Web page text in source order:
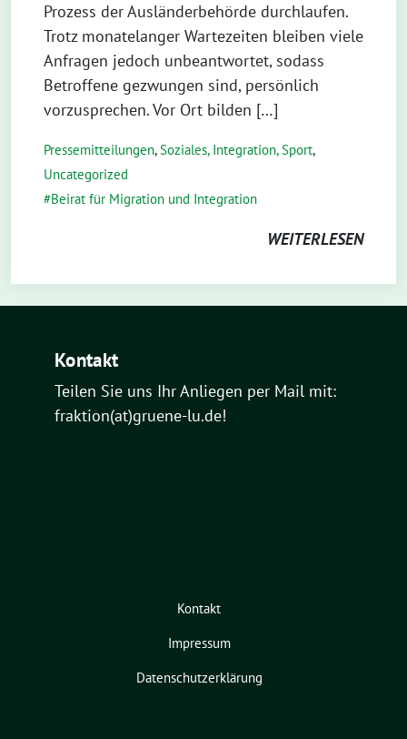
Prozess der Ausländerbehörde durchlaufen.
Trotz monatelanger Wartezeiten bleiben viele
Anfragen jedoch unbeantwortet, sodass
Betroffene gezwungen sind, persönlich
vorzusprechen. Vor Ort bilden […]
Pressemitteilungen,Soziales, Integration, Sport,
Uncategorized
Beirat für Migration und Integration
WEITERLESEN
Kontakt
Teilen Sie uns Ihr Anliegen per Mail mit:
fraktion(at)gruene-lu.de!
Kontakt
Impressum
Datenschutzerklärung